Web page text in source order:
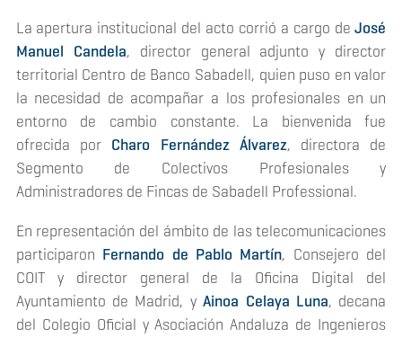
La apertura institucional del acto corrió a cargo deJosé
Manuel Candela, director general adjunto y director
territorial Centro de Banco Sabadell, quien puso en valor
la necesidad de acompañar a los profesionales en un
entorno de cambio constante. La bienvenida fue
ofrecida por Charo Fernández Álvarez, directora de
Segmento de Colectivos Profesionales y
Administradores de Fincas de Sabadell Professional.
En representación del ámbito de las telecomunicaciones
participaron Fernando de Pablo Martín, Consejero del
COIT y director general de la Oficina Digital del
Ayuntamiento de Madrid, yAinoa Celaya Luna, decana
del Colegio Oficial y Asociación Andaluza de Ingenieros